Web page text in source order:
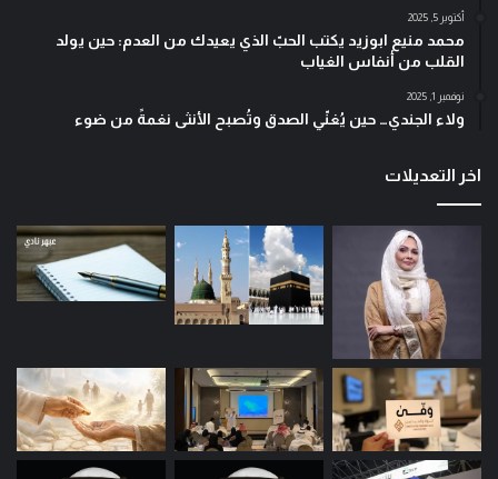
أكتوبر 5, 2025
محمد منيع ابوزيد يكتب الحبّ الذي يعيدك من العدم: حين يولد
القلب من أنفاس الغياب
نوفمبر 1, 2025
ولاء الجندي… حين يُغنّي الصدق وتُصبح الأنثى نغمةً من ضوء
اخر التعديلات